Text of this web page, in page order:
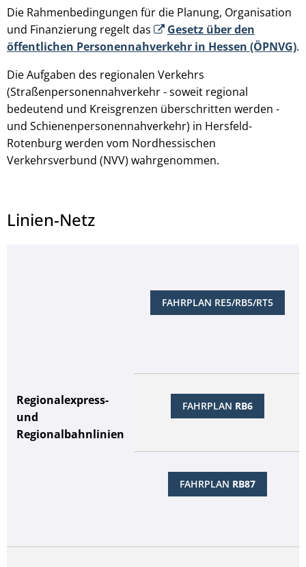
Die Rahmenbedingungen für die Planung, Organisation
und Finanzierung regelt das
Gesetz über den
öffentlichen Personennahverkehr in Hessen (ÖPNVG).
Die Aufgaben des regionalen Verkehrs
(Straßenpersonennahverkehr - soweit regional
bedeutend und Kreisgrenzen überschritten werden -
und Schienenpersonennahverkehr) in Hersfeld-
Rotenburg werden vom Nordhessischen
Verkehrsverbund (NVV) wahrgenommen.
Linien-Netz
Regionalexpress-
und
Regionalbahnlinien
FAHRPLAN RE5/RB5/RT5
FAHRPLAN RB6
FAHRPLAN RB87